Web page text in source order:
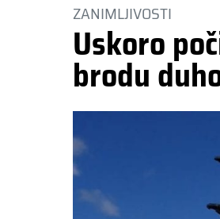
ZANIMLJIVOSTI
Uskoro
brodu